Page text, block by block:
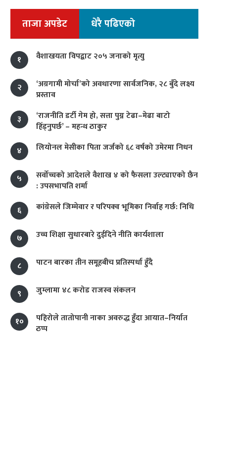
ताजा अपडेट धेरै पढिएको
१ वैशाखयता विपद्बाट २०५ जनाको मृत्यु
२
‘अग्रगामी मोर्चा’को अवधारणा सार्वजनिक, २८ बुँदे लक्ष्य
प्रस्ताव
३
‘राजनीति डर्टी गेम हो, सत्ता पुग्न टेढा–मेढा बाटो
हिँड्नुपर्छ’ – महन्थ ठाकुर
४
लियोनल मेसीका पिता जर्जको ६८ वर्षको उमेरमा निधन
५
सर्वोच्चको आदेशले वैशाख ४ को फैसला उल्ट्याएको छैन
: उपसभापति शर्मा
६
कांग्रेसले जिम्मेवार र परिपक्व भूमिका निर्वाह गर्छ: निधि
७ उच्च शिक्षा सुधारबारे दुईदिने नीति कार्यशाला
८ पाटन बारका तीन समूहबीच प्रतिस्पर्धा हुँदै
९ जुम्लामा ४८ करोड राजस्व संकलन
१०
पहिरोले तातोपानी नाका अवरुद्ध हुँदा आयात–निर्यात
ठप्प